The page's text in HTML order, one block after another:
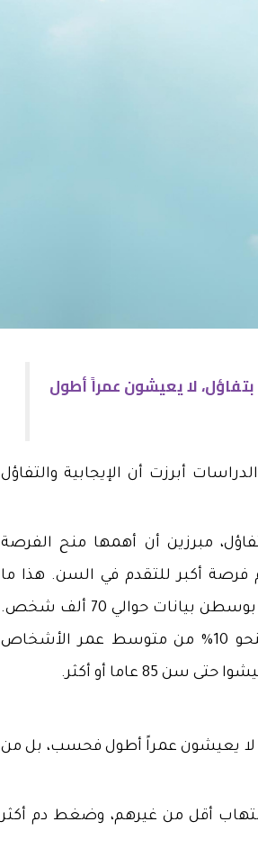
لا يعيشون عمراً أطول
أبرزت أن الإيجابية والتفاؤل
مبرزين أن أهمها منح الفرصة
فرصة أكبر للتقدم في السن. هذا ما
خلصت إليه دراسة أمريكية، بعدما حلل علماء في كلية الطب جامعة بوسطن بيانات حوالي 70 ألف شخص.
وقد أظهرت النتائج أن متوسط العمر المتوقع للمتفائلين، أعلى بنحو 10% من متوسط عمر الأشخاص
عاما أو أكثر.
لا يعيشون عمراً أطول فحسب، بل من
أقل من غيرهم، وضغط دم أكثر